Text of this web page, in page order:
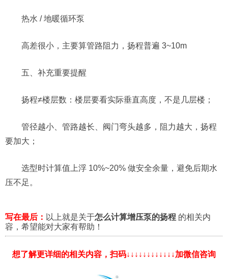
热水 / 地暖循环泵
高差很小，主要算管路阻力，扬程普遍 3~10m
五、补充重要提醒
扬程≠楼层数：楼层要看实际垂直高度，不是几层楼；
管径越小、管路越长、阀门弯头越多，阻力越大，扬程
要加大；
选型时计算值上浮 10%~20% 做安全余量，避免后期水
压不足。
写在最后： 以上就是关于怎么计算增压泵的扬程 的相关内
容，希望能对大家有帮助！
想了解更详细的相关内容，扫码↓↓↓↓↓↓↓↓↓↓↓↓加微信咨询